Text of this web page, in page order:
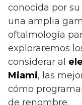
conocida por
una amplia
oftalmología
exploraremos
considerar al
Miami, las
cómo
de renombre.